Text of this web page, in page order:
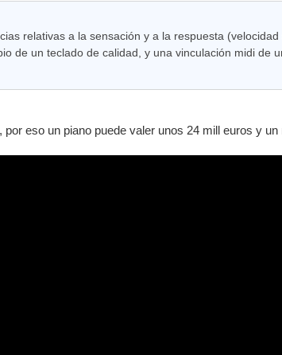
relativas a la sensación y a la respuesta
de un teclado de calidad, y una vinculación midi de
por eso un piano puede valer unos 24 mill euros y